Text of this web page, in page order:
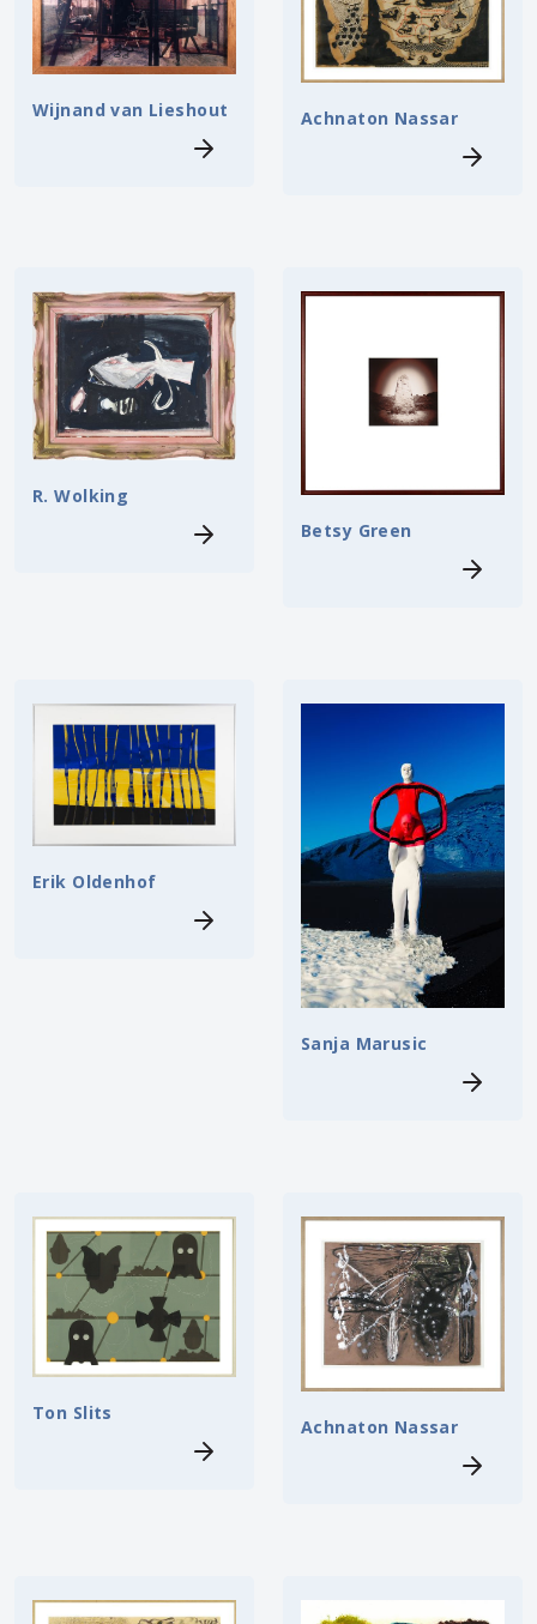
Wijnand van Lieshout Achnaton Nassar
R. Wolking
Betsy Green
Erik Oldenhof
Sanja Marusic
Ton Slits
Achnaton Nassar